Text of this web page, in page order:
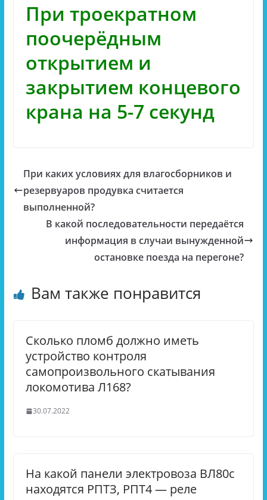
При троекратном
поочерёдным
открытием и
закрытием концевого
крана на 5-7 секунд
При каких условиях для влагосборников и
резервуаров продувка считается
выполненной?
В какой последовательности передаётся
информация в случаи вынужденной
остановке поезда на перегоне?
Вам также понравится
Сколько пломб должно иметь
устройство контроля
самопроизвольного скатывания
локомотива Л168?
30.07.2022
На какой панели электровоза ВЛ80с
находятся РПТЗ, РПТ4 — реле